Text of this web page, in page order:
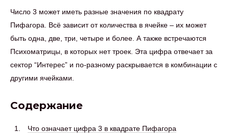
Число 3 может иметь разные значения по квадрату
Пифагора. Всё зависит от количества в ячейке – их может
быть одна, две, три, четыре и более. А также встречаются
Психоматрицы, в которых нет троек. Эта цифра отвечает за
сектор “Интерес” и по-разному раскрывается в комбинации с
другими ячейками.
Содержание
Что означает цифра 3 в квадрате Пифагора